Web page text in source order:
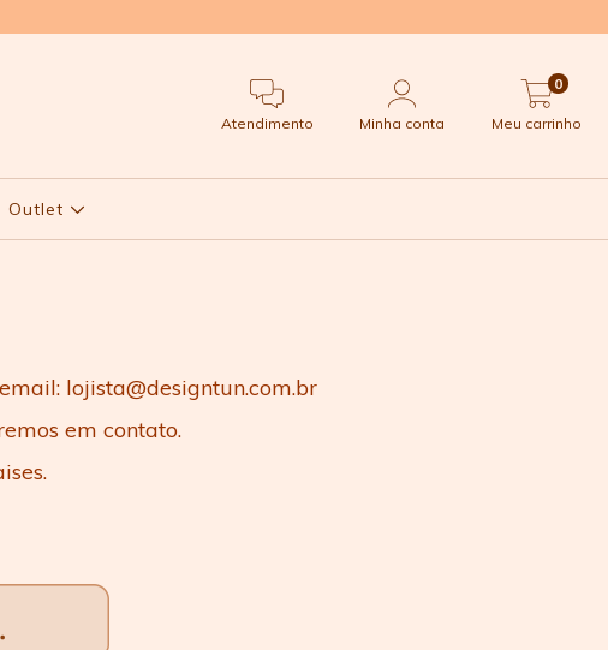
Atendimento Minha conta Meu carrinho
0
Outlet
lojista@designtun.com.br
em contato.